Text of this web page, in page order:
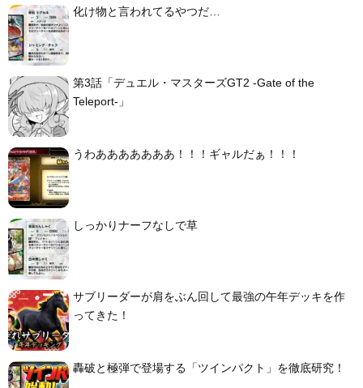
化け物と言われてるやつだ…
第3話「デュエル・マスターズGT2 -Gate of the
Teleport-」
うわあああああああ！！！ギャルだぁ！！！
しっかりナーフなしで草
サブリーダーが肩をぶん回して最強の午年デッキを作
ってきた！
轟破と極弾で登場する「ツインパクト」を徹底研究！